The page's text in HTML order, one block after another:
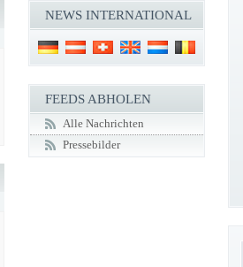
NEWS INTERNATIONAL
FEEDS ABHOLEN
Alle Nachrichten
Pressebilder